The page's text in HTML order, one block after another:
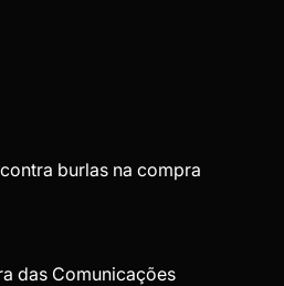
burlas na compra
das Comunicações